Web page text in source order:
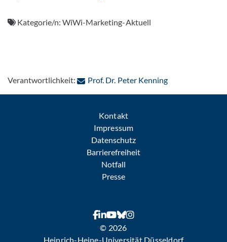
Kategorie/n:WiWi-Marketing-Aktuell
Verantwortlichkeit: Prof. Dr. Peter Kenning: Per E-Mail
Kontakt
Impressum
Datenschutz
Barrierefreiheit
Notfall
Presse
© 2026
Heinrich-Heine-Universität Düsseldorf